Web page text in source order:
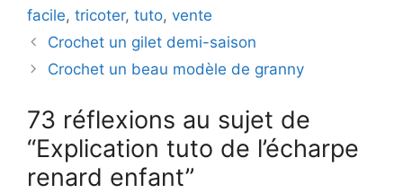
facile, tricoter, tuto, vente
Crochet un gilet demi-saison
Crochet un beau modèle de granny
73 réflexions au sujet de
“Explication tuto de l’écharpe
renard enfant”